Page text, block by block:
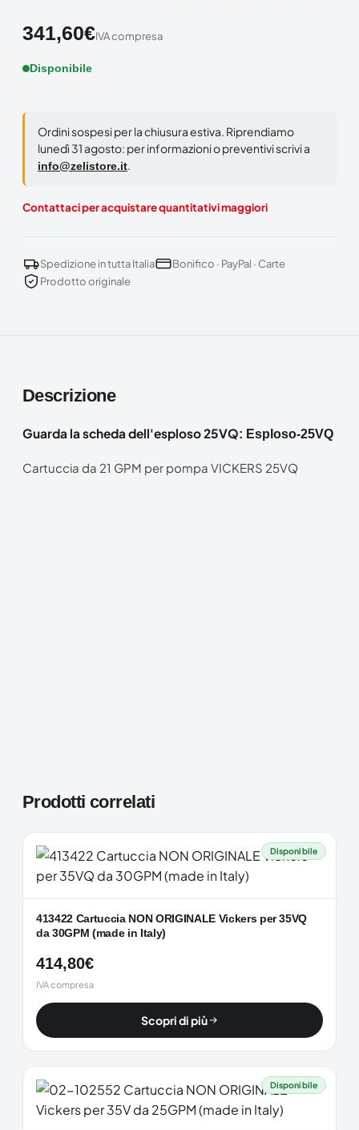
341,60€IVA compresa
Disponibile
Ordini sospesi per la chiusura estiva. Riprendiamo
lunedì 31 agosto: per informazioni o preventivi scrivi a
info@zelistore.it.
Contattaci per acquistare quantitativi maggiori
Spedizione in tutta Italia
Bonifico · PayPal · Carte
Prodotto originale
Descrizione
Guarda la scheda dell'esploso 25VQ: Esploso-25VQ
Cartuccia da 21 GPM per pompa VICKERS 25VQ
Prodotti correlati
Disponibile
413422 Cartuccia NON ORIGINALE Vickers per 35VQ
da 30GPM (made in Italy)
414,80€
IVA compresa
Scopri di più
Disponibile